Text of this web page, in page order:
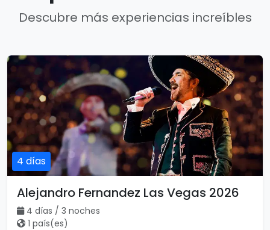
Descubre más experiencias increíbles
4 días
Alejandro Fernandez Las Vegas 2026
4 días / 3 noches
1 país(es)